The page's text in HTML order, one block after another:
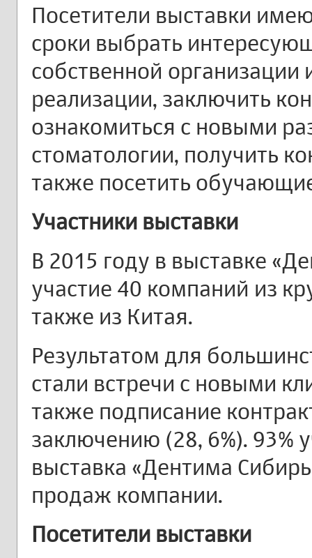
Посетители выставки
сроки выбрать
собственной
реализации, заключить
ознакомиться с новыми
стоматологии, получить
также посетить
Участники выставки
В 2015 году в выставке
участие 40 компаний из
также из Китая.
Результатом для
стали встречи с новыми
также подписание
заключению (28, 6%). 93%
выставка «Дентима
продаж компании.
Посетители выставки